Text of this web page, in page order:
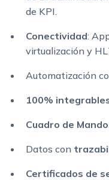
de KPI.
Conectividad:
virtualización y
Automatización
100%
Cuadro de
Datos con
Certificados de